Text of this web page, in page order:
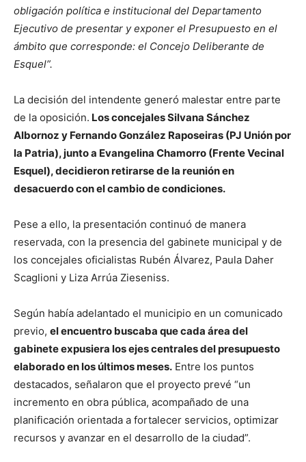
obligación política e institucional del Departamento
Ejecutivo de presentar y exponer el Presupuesto en el
ámbito que corresponde: el Concejo Deliberante de
Esquel”.
La decisión del intendente generó malestar entre parte
de la oposición. Los concejales Silvana Sánchez
Albornoz y Fernando González Raposeiras (PJ Unión por
la Patria), junto a Evangelina Chamorro (Frente Vecinal
Esquel), decidieron retirarse de la reunión en
desacuerdo con el cambio de condiciones.
Pese a ello, la presentación continuó de manera
reservada, con la presencia del gabinete municipal y de
los concejales oficialistas Rubén Álvarez, Paula Daher
Scaglioni y Liza Arrúa Zieseniss.
Según había adelantado el municipio en un comunicado
previo, el encuentro buscaba que cada área del
gabinete expusiera los ejes centrales del presupuesto
elaborado en los últimos meses. Entre los puntos
destacados, señalaron que el proyecto prevé “un
incremento en obra pública, acompañado de una
planificación orientada a fortalecer servicios, optimizar
recursos y avanzar en el desarrollo de la ciudad”.